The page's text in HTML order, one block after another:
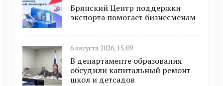
Брянский Центр поддержки
экспорта помогает бизнесменам
6 августа 2026, 15:09
В департаменте образования
обсудили капитальный ремонт
школ и детсадов